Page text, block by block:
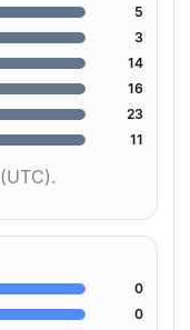
5
3
14
16
23
11
0
0